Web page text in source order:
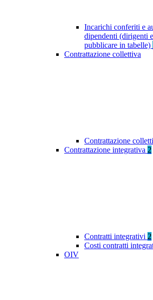
Incarichi conferiti e
dipendenti (dirigenti
pubblicare in tabelle)
Contrattazione collettiva
Contrattazione
Contrattazione integrativa 2
Contratti integrativi 2
Costi contratti
OIV